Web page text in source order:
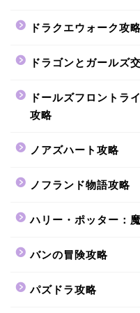
ドラクエウォーク攻略
ドラゴンとガールズ
ドールズフロントラ
攻略
ノアズハート攻略
ノフランド物語攻略
ハリー・ポッター：
バンの冒険攻略
パズドラ攻略